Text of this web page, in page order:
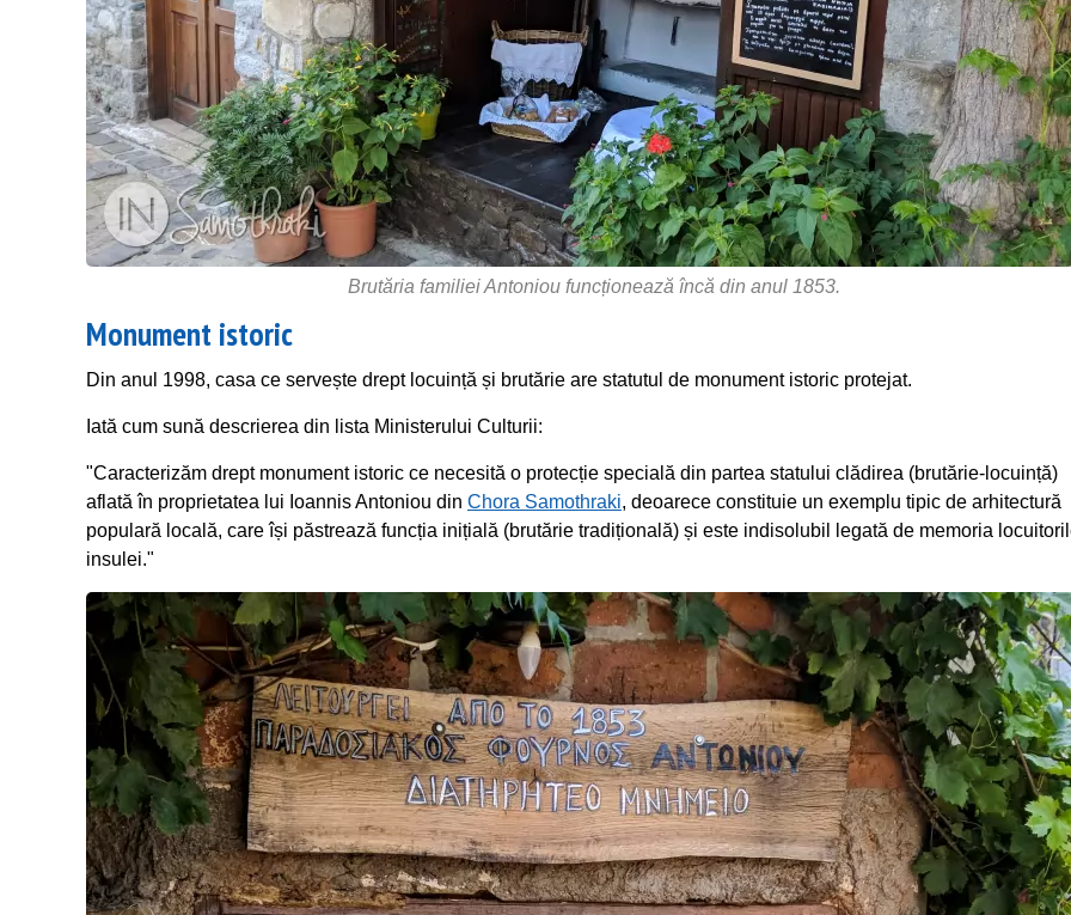
Brutăria familiei Antoniou funcționează încă din anul 1853.
Monument istoric
Din anul 1998, casa ce servește drept locuință și brutărie are statutul de monument istoric protejat.
Iată cum sună descrierea din lista Ministerului Culturii:
"Caracterizăm drept monument istoric ce necesită o protecție specială din partea statului clădirea (brutărie-locuință)
aflată în proprietatea lui Ioannis Antoniou din Chora Samothraki, deoarece constituie un exemplu tipic de arhitectură
populară locală, care își păstrează funcția inițială (brutărie tradițională) și este indisolubil legată de memoria
insulei."